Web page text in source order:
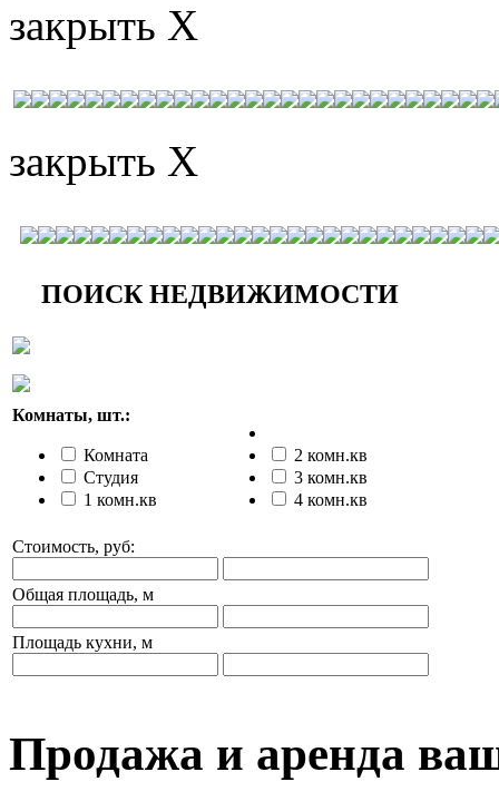
закрыть X
закрыть X
ПОИСК НЕДВИЖИМОСТИ
Комнаты, шт.:
Комната
Студия
1 комн.кв
2 комн.кв
3 комн.кв
4 комн.кв
Стоимость, руб:
Общая площадь, м
Площадь кухни, м
Продажа и аренда